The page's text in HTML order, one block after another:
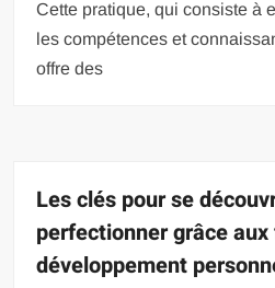
Cette pratique, qui consiste à
les compétences et
offre des
Les clés pour se
perfectionner grâce
développement